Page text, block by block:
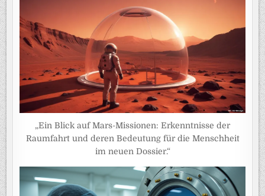
„Ein Blick auf Mars-Missionen: Erkenntnisse der
Raumfahrt und deren Bedeutung für die Menschheit
im neuen Dossier.“